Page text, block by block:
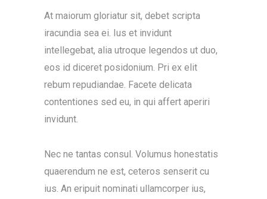
At maiorum gloriatur sit, debet scripta
iracundia sea ei. Ius et invidunt
intellegebat, alia utroque legendos ut duo,
eos id diceret posidonium. Pri ex elit
rebum repudiandae. Facete delicata
contentiones sed eu, in qui affert aperiri
invidunt.
Nec ne tantas consul. Volumus honestatis
quaerendum ne est, ceteros senserit cu
ius. An eripuit nominati ullamcorper ius,